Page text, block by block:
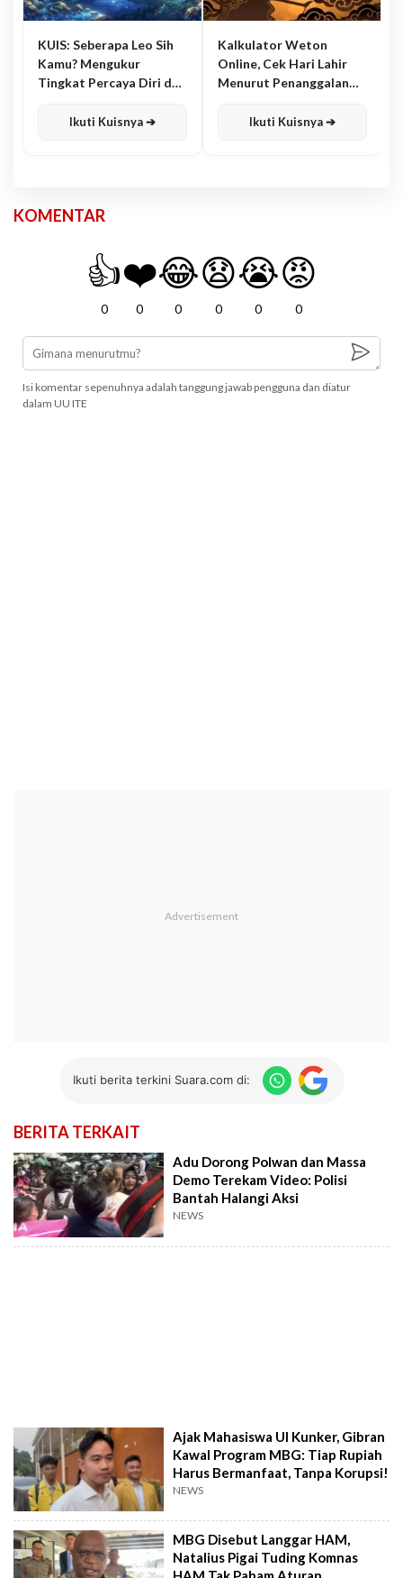
KUIS: Seberapa Leo Sih
Kamu? Mengukur
Tingkat Percaya Diri dan
Ikuti Kuisnya ➔
Kalkulator Weton
Online, Cek Hari Lahir
Menurut Penanggalan
Ikuti Kuisnya ➔
KOMENTAR
👍
0
❤️
0
😂
0
😧
0
😭
0
😡
0
Isi komentar sepenuhnya adalah tanggung jawab pengguna dan diatur
dalam UU ITE
Ikuti berita terkini Suara.com di:
BERITA TERKAIT
Adu Dorong Polwan dan Massa
Demo Terekam Video: Polisi
Bantah Halangi Aksi
NEWS
Ajak Mahasiswa UI Kunker, Gibran
Kawal Program MBG: Tiap Rupiah
Harus Bermanfaat, Tanpa Korupsi!
NEWS
MBG Disebut Langgar HAM,
Natalius Pigai Tuding Komnas